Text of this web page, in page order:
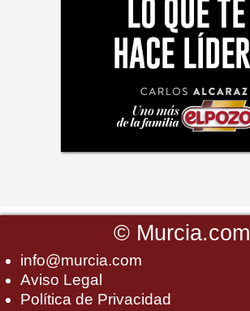
© Murcia.com
info@murcia.com
Aviso Legal
Política de Privacidad